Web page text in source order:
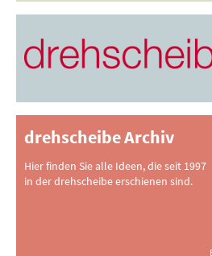
drehscheibe Archiv
Hier finden Sie alle Ideen, die seit 1997
in der drehscheibe erschienen sind.